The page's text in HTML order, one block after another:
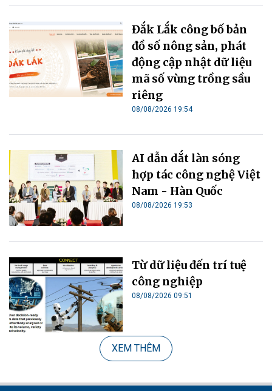
Đắk Lắk công bố bản
đồ số nông sản, phát
động cập nhật dữ liệu
mã số vùng trồng sầu
riêng
08/08/2026 19:54
AI dẫn dắt làn sóng
hợp tác công nghệ Việt
Nam - Hàn Quốc
08/08/2026 19:53
Từ dữ liệu đến trí tuệ
công nghiệp
08/08/2026 09:51
XEM THÊM